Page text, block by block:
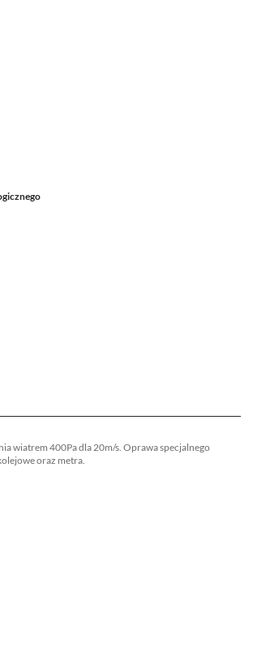
wiatrem 400Pa dla 20m/s. Oprawa specjalnego
oraz metra.